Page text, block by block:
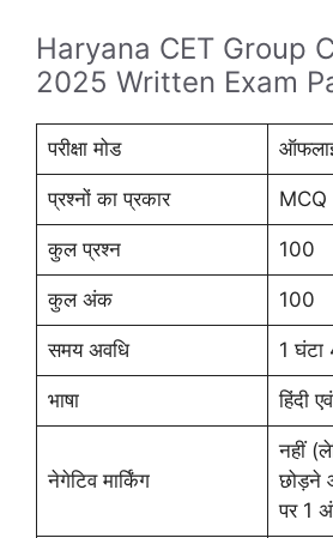
Haryana CET Group
2025 Written Exam
परीक्षा मोड
प्रश्नों का प्रकार MCQ
कुल प्रश्न 100
कुल अंक 100
समय अवधि 1 घंटा
भाषा हिंदी
नेगेटिव मार्किंग
नहीं
छोड़ने
पर 1